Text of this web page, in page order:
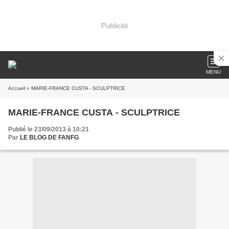
Publicité
MENU
Accueil » MARIE-FRANCE CUSTA - SCULPTRICE
MARIE-FRANCE CUSTA - SCULPTRICE
Publié le 23/09/2013 à 10:21
Par LE BLOG DE FANFG